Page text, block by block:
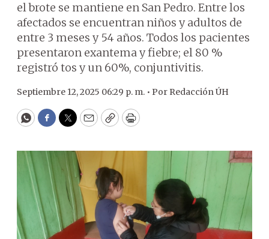
el brote se mantiene en San Pedro. Entre los
afectados se encuentran niños y adultos de
entre 3 meses y 54 años. Todos los pacientes
presentaron exantema y fiebre; el 80 %
registró tos y un 60%, conjuntivitis.
Septiembre 12, 2025 06:29 p. m. • Por Redacción ÚH
WhatsApp
Facebook
Twitter
EmailCopyPrint